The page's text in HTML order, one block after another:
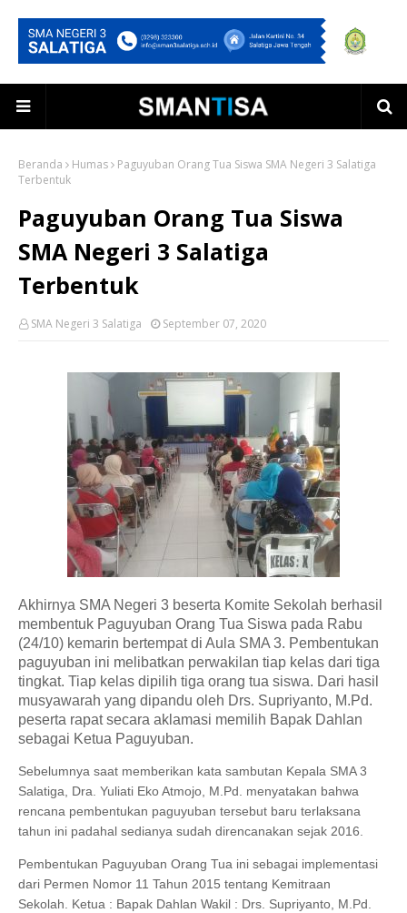
Beranda Humas
Paguyuban Orang Tua Siswa SMA Negeri 3 Salatiga
Terbentuk
Paguyuban Orang Tua Siswa
SMA Negeri 3 Salatiga
Terbentuk
SMA Negeri 3 Salatiga September 07, 2020
Akhirnya SMA Negeri 3 beserta Komite Sekolah berhasil
membentuk Paguyuban Orang Tua Siswa pada Rabu
(24/10) kemarin bertempat di Aula SMA 3. Pembentukan
paguyuban ini melibatkan perwakilan tiap kelas dari tiga
tingkat. Tiap kelas dipilih tiga orang tua siswa. Dari hasil
musyawarah yang dipandu oleh Drs. Supriyanto, M.Pd.
peserta rapat secara aklamasi memilih Bapak Dahlan
sebagai Ketua Paguyuban.
Sebelumnya saat memberikan kata sambutan Kepala SMA 3
Salatiga, Dra. Yuliati Eko Atmojo, M.Pd. menyatakan bahwa
rencana pembentukan paguyuban tersebut baru terlaksana
tahun ini padahal sedianya sudah direncanakan sejak 2016.
Pembentukan Paguyuban Orang Tua ini sebagai implementasi
dari Permen Nomor 11 Tahun 2015 tentang Kemitraan
Sekolah. Ketua : Bapak Dahlan Wakil : Drs. Supriyanto, M.Pd.